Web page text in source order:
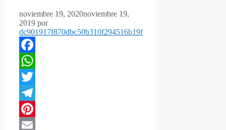
noviembre 19, 2020noviembre 19,
2019 por
dc901917f870dbc50b310f294516b19f
Facebook
WhatsApp
Twitter
Telegram
Pinterest